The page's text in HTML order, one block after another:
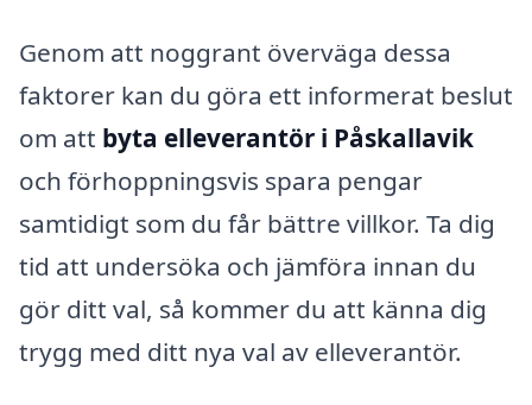
Genom att noggrant överväga dessa
faktorer kan du göra ett informerat beslut
om att byta elleverantör i Påskallavik
och förhoppningsvis spara pengar
samtidigt som du får bättre villkor. Ta dig
tid att undersöka och jämföra innan du
gör ditt val, så kommer du att känna dig
trygg med ditt nya val av elleverantör.